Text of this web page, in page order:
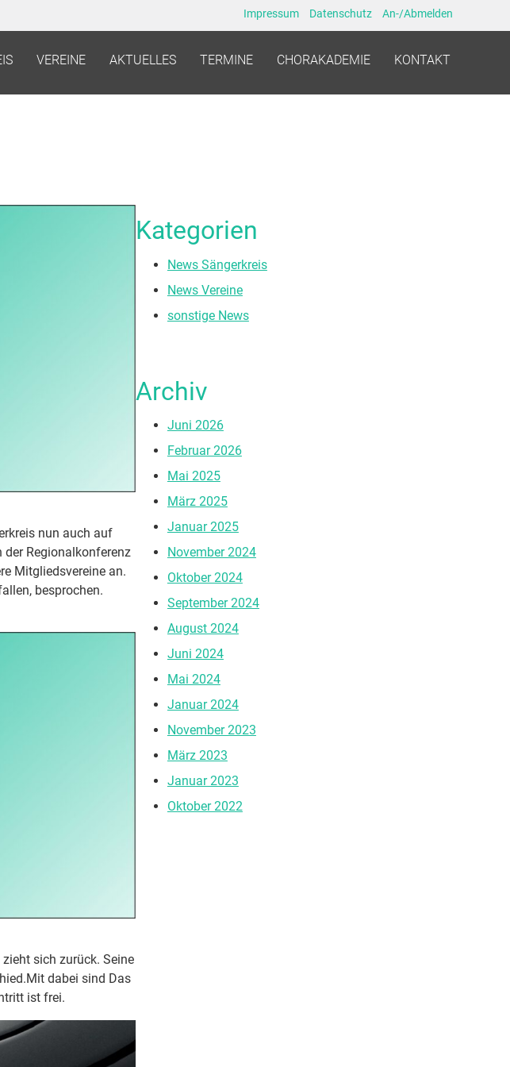
Impressum Datenschutz An-/Abmelden
VEREINE AKTUELLES TERMINE CHORAKADEMIE KONTAKT
nun auch auf
der Regionalkonferenz
Mitgliedsvereine an.
besprochen.
sich zurück. Seine
dabei sind Das
ist frei.
Kategorien
News Sängerkreis
News Vereine
sonstige News
Archiv
Juni 2026
Februar 2026
Mai 2025
März 2025
Januar 2025
November 2024
Oktober 2024
September 2024
August 2024
Juni 2024
Mai 2024
Januar 2024
November 2023
März 2023
Januar 2023
Oktober 2022